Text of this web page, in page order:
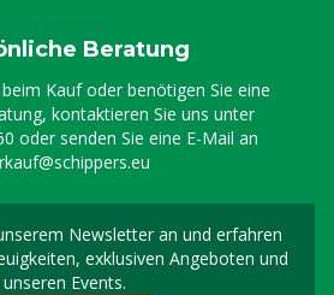
Beratung
Kauf oder benötigen Sie eine
kontaktieren Sie uns unter
oder senden Sie eine E-Mail an
Newsletter an und erfahren
exklusiven Angeboten und
unseren Events.
Melden Sie sich für